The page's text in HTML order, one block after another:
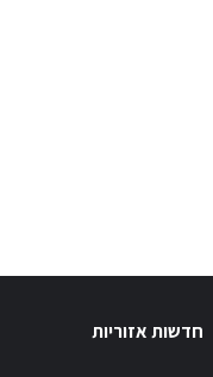
חדשות אזוריות